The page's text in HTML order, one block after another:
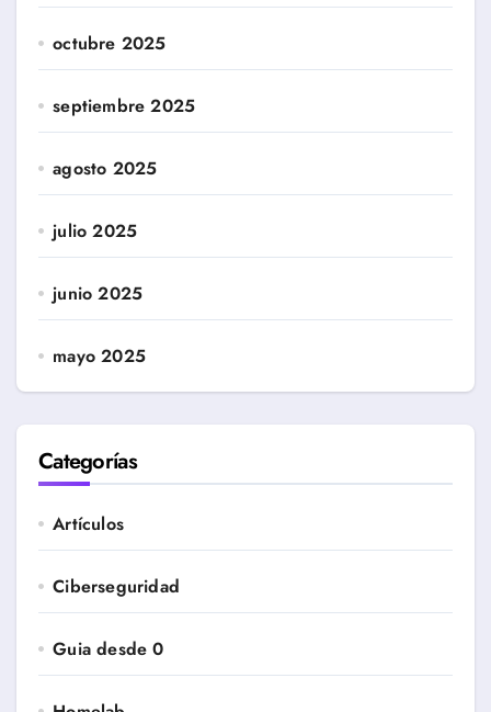
octubre 2025
septiembre 2025
agosto 2025
julio 2025
junio 2025
mayo 2025
Categorías
Artículos
Ciberseguridad
Guia desde 0